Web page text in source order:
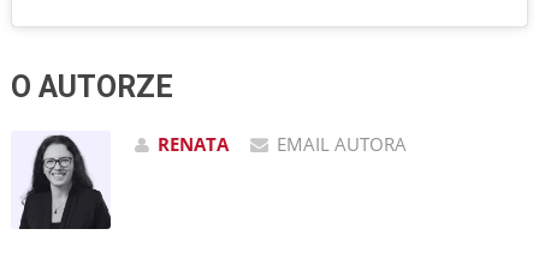
O AUTORZE
RENATA EMAIL AUTORA